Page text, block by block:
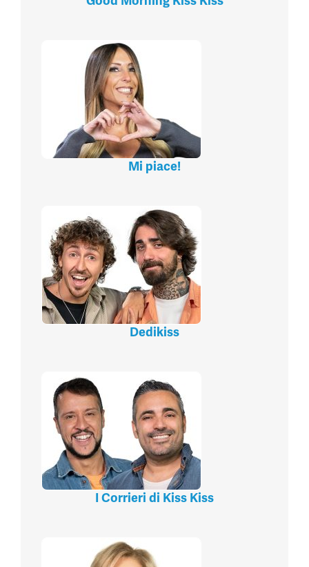
Mi piace!
Dedikiss
I Corrieri di Kiss Kiss